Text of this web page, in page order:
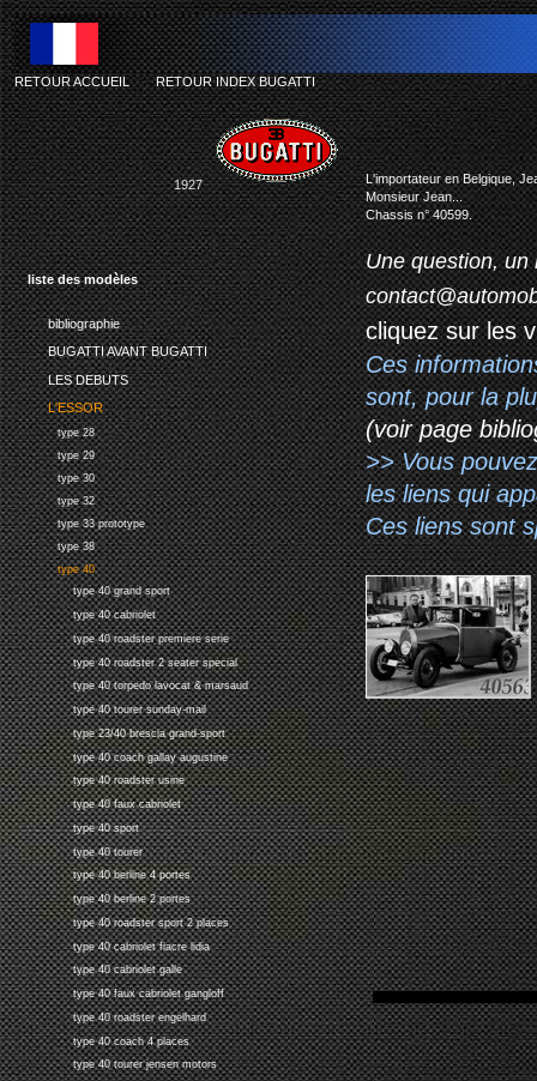
liste des modèles
bibliographie
BUGATTI AVANT BUGATTI
LES DEBUTS
L'ESSOR
type 28
type 29
type 30
type 32
type 33 prototype
type 38
type 40
type 40 grand sport
type 40 cabriolet
type 40 roadster premiere serie
type 40 roadster 2 seater special
type 40 torpedo lavocat & marsaud
type 40 tourer sunday-mail
type 23/40 brescia grand-sport
type 40 coach gallay augustine
type 40 roadster usine
type 40 faux cabriolet
type 40 sport
type 40 tourer
type 40 berline 4 portes
type 40 berline 2 portes
type 40 roadster sport 2 places
type 40 cabriolet fiacre lidia
type 40 cabriolet galle
type 40 faux cabriolet gangloff
type 40 roadster engelhard
type 40 coach 4 places
type 40 tourer jensen motors
RETOUR ACCUEIL-RETOUR INDEX BUGATTI
1927
L'importateur en Belgique,
Monsieur Jean...
Chassis n° 40599.
Une question, un
cliquez sur les
Ces
sont, pour la
(voir page
>> Vous
les liens qui
Ces liens sont